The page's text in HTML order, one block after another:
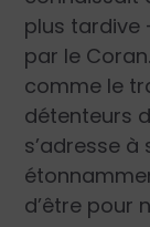
plus tardive
par le
comme le
détenteurs
s’adresse
d’être pour